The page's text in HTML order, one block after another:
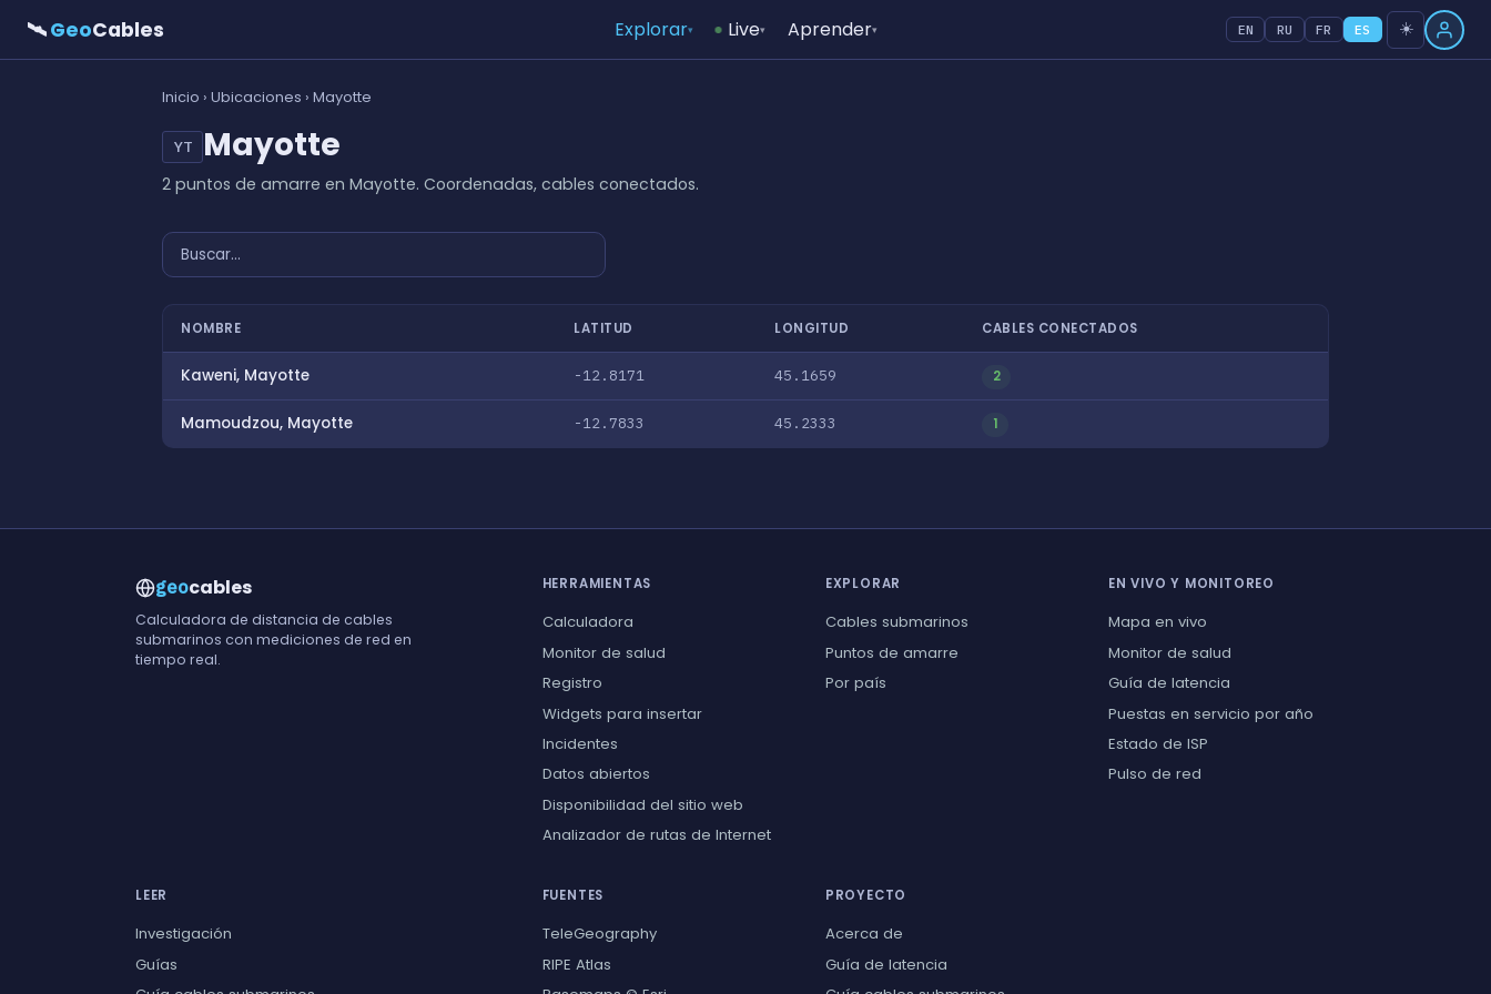
🛰GeoCables Explorar▾ Live▾ Aprender▾ EN RU FR ES ☀️
Inicio › Ubicaciones › Mayotte
YT Mayotte
2 puntos de amarre en Mayotte. Coordenadas, cables conectados.
NOMBRE LATITUD LONGITUD CABLES CONECTADOS
Kaweni, Mayotte -12.8171 45.1659 2
Mamoudzou, Mayotte -12.7833 45.2333 1
geocables
Calculadora de distancia de cables
submarinos con mediciones de red en
tiempo real.
HERRAMIENTAS
Calculadora
Monitor de salud
Registro
Widgets para insertar
Incidentes
Datos abiertos
Disponibilidad del sitio web
Analizador de rutas de Internet
EXPLORAR
Cables submarinos
Puntos de amarre
Por país
EN VIVO Y MONITOREO
Mapa en vivo
Monitor de salud
Guía de latencia
Puestas en servicio por año
Estado de ISP
Pulso de red
LEER
Investigación
Guías
FUENTES
TeleGeography
RIPE Atlas
PROYECTO
Acerca de
Guía de latencia